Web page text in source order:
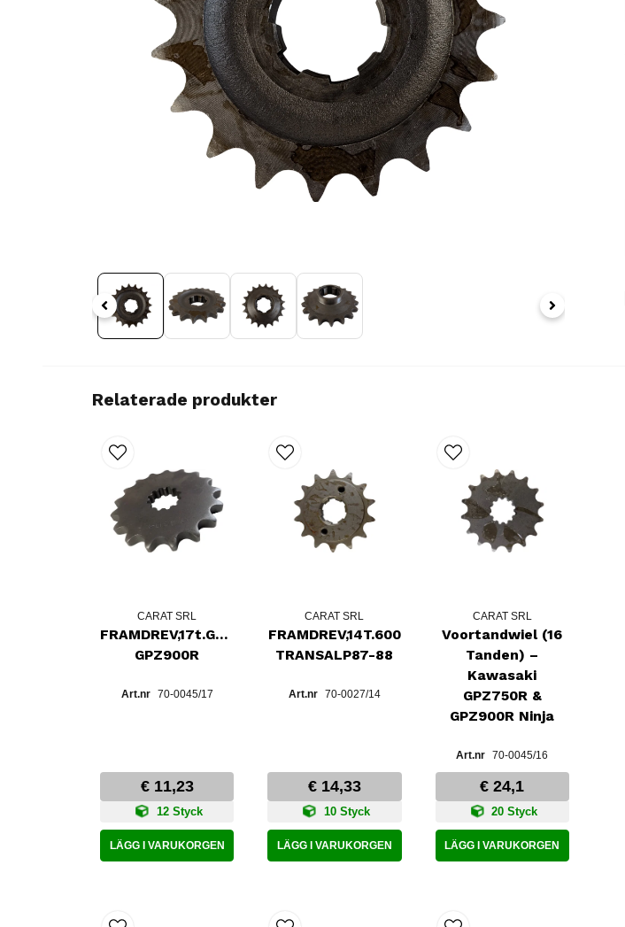
Relaterade produkter
CARAT SRL
FRAMDREV,17t.GPZ750R,
GPZ900R
70-0045/17
€ 11,23
12 Styck
LÄGG I VARUKORGEN
CARAT SRL
FRAMDREV,14T.600
TRANSALP87-88
70-0027/14
€ 14,33
10 Styck
LÄGG I VARUKORGEN
CARAT SRL
Voortandwiel (16
Tanden) –
Kawasaki
GPZ750R &
GPZ900R Ninja
70-0045/16
€ 24,1
20 Styck
LÄGG I VARUKORGEN